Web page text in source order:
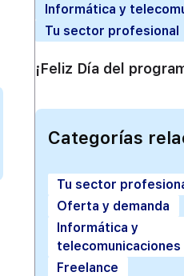
Informática y
Tu sector profesional
¡Feliz Día del
Categorías
Tu sector
Oferta y demanda
Informática y
telecomunicaciones
Freelance